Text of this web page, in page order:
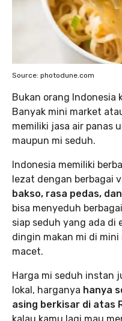
Source: photodune.com
Bukan orang Indonesia
Banyak mini market
memiliki jasa air panas
maupun mi seduh.
Indonesia memiliki
lezat dengan berbagai
bakso, rasa pedas,
bisa menyeduh
siap seduh yang ada di
dingin makan mi di
macet.
Harga mi seduh instan
lokal, harganya hanya
asing berkisar di atas